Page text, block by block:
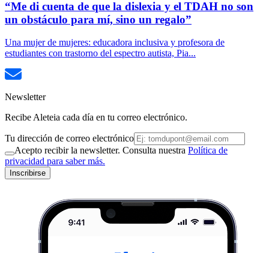
“Me di cuenta de que la dislexia y el TDAH no son
un obstáculo para mí, sino un regalo”
Una mujer de mujeres: educadora inclusiva y profesora de
estudiantes con trastorno del espectro autista, Pia...
Newsletter
Recibe Aleteia cada día en tu correo electrónico.
Tu dirección de correo electrónico
Acepto recibir la newsletter. Consulta nuestra Política de
privacidad para saber más.
Inscribirse